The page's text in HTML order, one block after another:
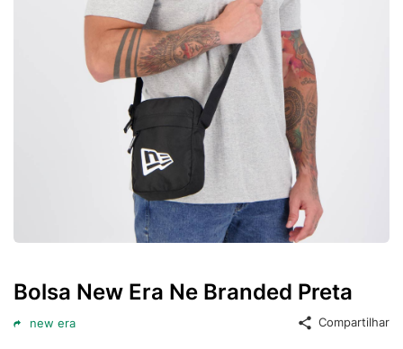
Bolsa New Era Ne Branded Preta
new era Compartilhar